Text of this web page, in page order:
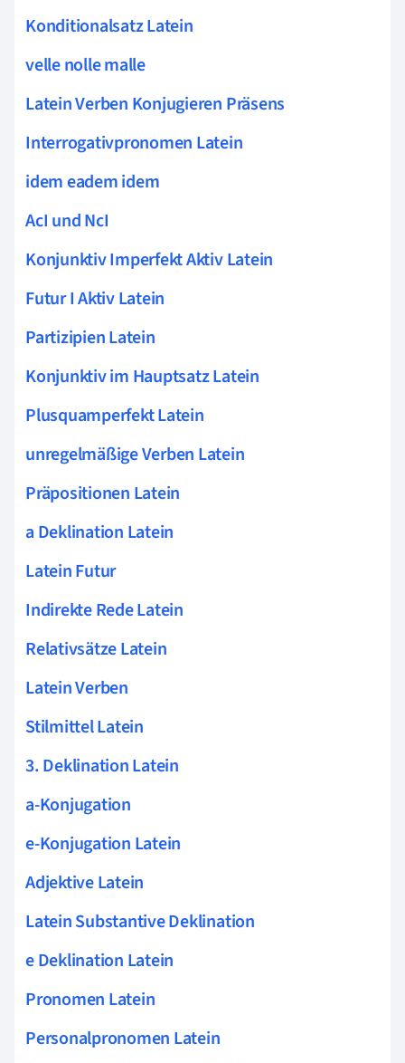
Konditionalsatz Latein
velle nolle malle
Latein Verben Konjugieren Präsens
Interrogativpronomen Latein
idem eadem idem
AcI und NcI
Konjunktiv Imperfekt Aktiv Latein
Futur I Aktiv Latein
Partizipien Latein
Konjunktiv im Hauptsatz Latein
Plusquamperfekt Latein
unregelmäßige Verben Latein
Präpositionen Latein
a Deklination Latein
Latein Futur
Indirekte Rede Latein
Relativsätze Latein
Latein Verben
Stilmittel Latein
3. Deklination Latein
a-Konjugation
e-Konjugation Latein
Adjektive Latein
Latein Substantive Deklination
e Deklination Latein
Pronomen Latein
Personalpronomen Latein